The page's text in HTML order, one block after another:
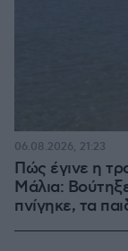
Πώς έγινε η
Μάλια:
πνίγηκε, τα
06.08.2026, 21:23